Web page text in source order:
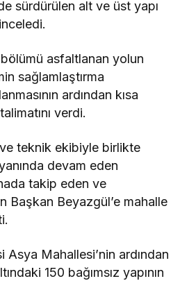
sürdürülen alt ve üst yapı
asfaltlanan yolun
sağlamlaştırma
ardından kısa
verdi.
teknik ekibiyle birlikte
devam eden
takip eden ve
Başkan Beyazgül’e mahalle
Mahallesi’nin ardından
150 bağımsız yapının